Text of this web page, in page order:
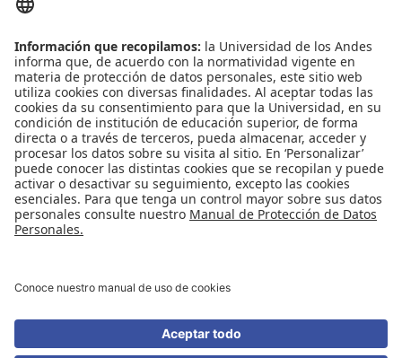
Contáctenos
Biblioguías
Preguntas frecuentes
Capacitación
Directrices
Entretenimiento
Compra de libros y material audiovisual